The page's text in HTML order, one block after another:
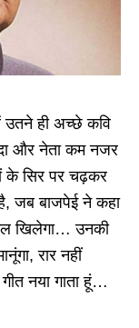
उतने ही अच्छे कवि
और नेता कम नजर
के सिर पर चढ़कर
है, जब बाजपेई ने कहा
खिलेगा… उनकी
रार नहीं
नया गाता हूं…